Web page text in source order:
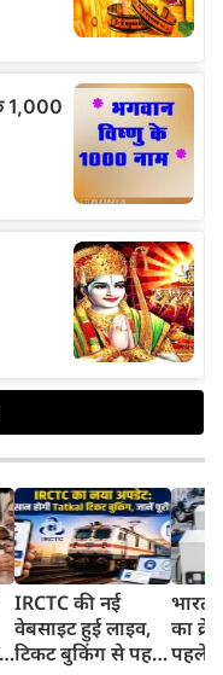
IRCTC की नई
वेबसाइट हुई लाइव,
टिकट बुकिंग से पहले
भारत
का
पहले